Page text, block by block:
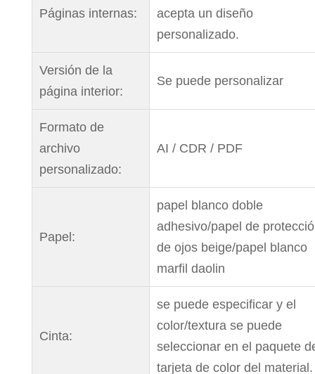
Páginas internas:
acepta un diseño
personalizado.
Versión de la
página interior:
Se puede personalizar
Formato de
archivo
personalizado:
AI / CDR / PDF
Papel:
papel blanco doble
adhesivo/papel de
de ojos beige/papel blanco
marfil daolin
Cinta:
se puede especificar y el
color/textura se puede
seleccionar en el paquete
tarjeta de color del material.